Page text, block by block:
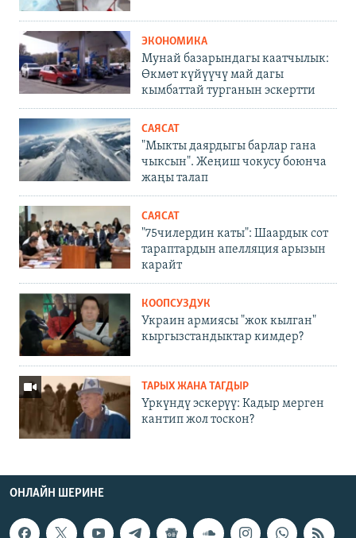
ЭКОНОМИКА
Мунай базарындагы каатчылык:
Өкмөт күйүүчү май дагы
кымбаттай турганын эскертти
САЯСАТ
"Мыкты даярдыгы барлар гана
чыксын". Жеңиш чокусу боюнча
жаңы талап
САЯСАТ
"75чилердин каты": Шаардык сот
тараптардын апелляция арызын
карайт
КООПСУЗДУК
Украин армиясы "жок кылган"
кыргызстандыктар кимдер?
ТАРЫХ ЖАНА ТАГДЫР
Үркүндү эскерүү: Кадыр мерген
кантип жол тоскон?
ОНЛАЙН ШЕРИНЕ